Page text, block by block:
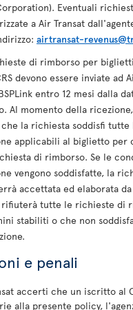
Eventuali
a Air Transat
airtransat-
di rimborso per
devono essere inviate ad
entro 12 mesi dalla
Al momento della
la richiesta soddisfi
applicabili al biglietto per
di rimborso. Se le
vengono soddisfatte, la
accettata ed elaborata da
rifiuterà tutte le richieste di
stabiliti o che non
e penali
accerti che un iscritto al
alla presente policy,